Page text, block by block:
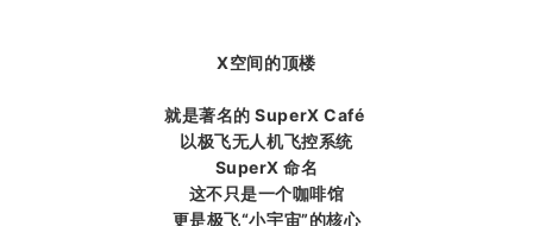
X空间的顶楼
就是著名的 SuperX Café
以极飞无人机飞控系统
SuperX 命名
这不只是一个咖啡馆
更是极飞“小宇宙”的核心